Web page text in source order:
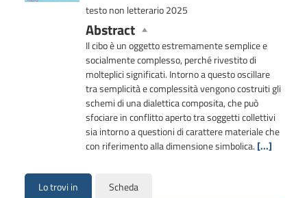
testo non letterario2025
Abstract
Il cibo è un oggetto estremamente semplice e
socialmente complesso, perché rivestito di
molteplici significati. Intorno a questo oscillare
tra semplicità e complessità vengono costruiti gli
schemi di una dialettica composita, che può
sfociare in conflitto aperto tra soggetti collettivi
sia intorno a questioni di carattere materiale che
con riferimento alla dimensione simbolica. [...]
Lo trovi in Scheda